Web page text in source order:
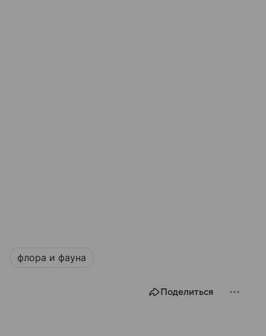
флора и фауна
Поделиться